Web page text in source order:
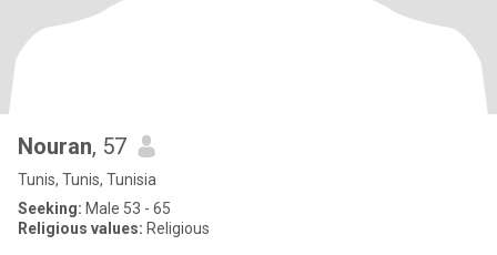
Nouran, 57
Tunis, Tunis, Tunisia
Seeking: Male 53 - 65
Religious values: Religious